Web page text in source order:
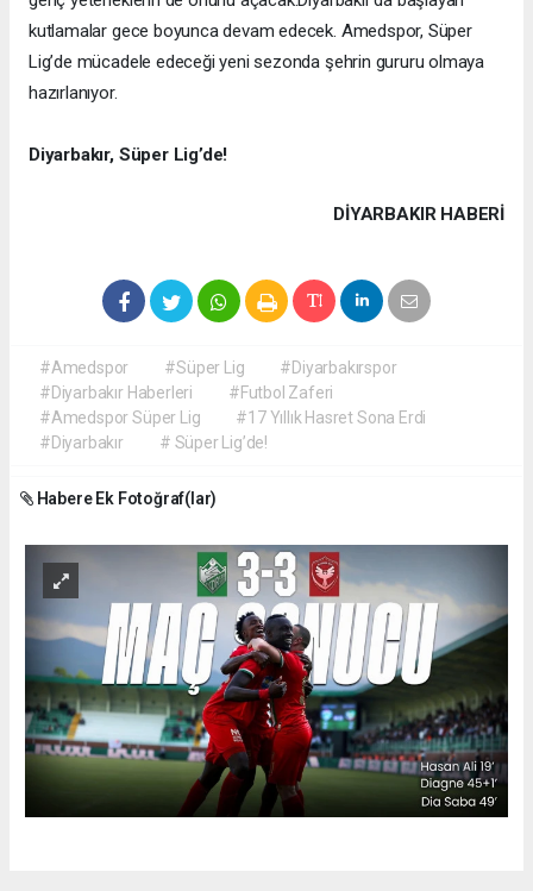
kutlamalar gece boyunca devam edecek. Amedspor, Süper
Lig’de mücadele edeceği yeni sezonda şehrin gururu olmaya
hazırlanıyor.
Diyarbakır, Süper Lig’de!
DIYARBAKIR HABERİ
#Amedspor #Süper Lig
#Diyarbakırspor
#Diyarbakır Haberleri
#Futbol Zaferi
#Amedspor Süper Lig
#17 Yıllık Hasret Sona Erdi
#Diyarbakır
# Süper Lig’de!
Habere Ek Fotoğraf(lar)